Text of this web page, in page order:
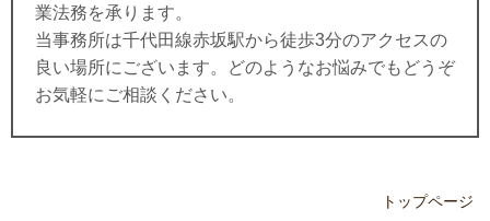
業法務を承ります。
当事務所は千代田線赤坂駅から徒歩3分のアクセスの
良い場所にございます。
どのようなお悩みでもどうぞ
お気軽にご相談ください。
トップページ